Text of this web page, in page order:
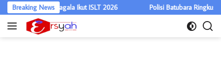
Langsung
ke
Breaking News
Sagala Ikut ISLT 2026 Polisi Batubara Ringkus Pengedar